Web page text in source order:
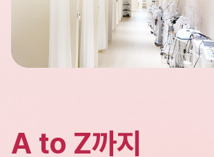
A to Z까지